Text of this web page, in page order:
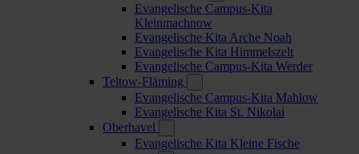
Evangelische Campus-Kita
Kleinmachnow
Evangelische Kita Arche Noah
Evangelische Kita Himmelszelt
Evangelische Campus-Kita Werder
Teltow-Fläming
Evangelische Campus-Kita Mahlow
Evangelische Kita St. Nikolai
Oberhavel
Evangelische Kita Kleine Fische